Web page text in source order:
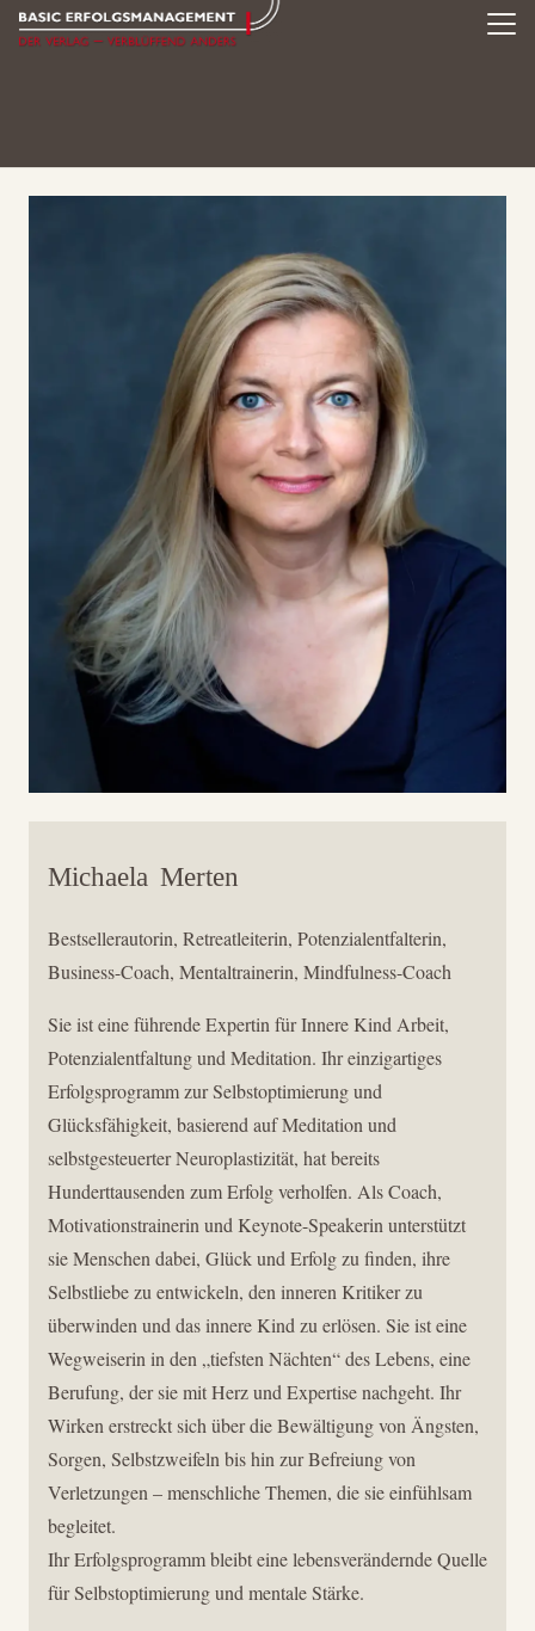
Michaela Merten
Bestsellerautorin, Retreatleiterin, Potenzialentfalterin,
Business-Coach, Mentaltrainerin, Mindfulness-Coach
Sie ist eine führende Expertin für Innere Kind Arbeit,
Potenzialentfaltung und Meditation. Ihr einzigartiges
Erfolgsprogramm zur Selbstoptimierung und
Glücksfähigkeit, basierend auf Meditation und
selbstgesteuerter Neuroplastizität, hat bereits
Hunderttausenden zum Erfolg verholfen. Als Coach,
Motivationstrainerin und Keynote-Speakerin unterstützt
sie Menschen dabei, Glück und Erfolg zu finden, ihre
Selbstliebe zu entwickeln, den inneren Kritiker zu
überwinden und das innere Kind zu erlösen. Sie ist eine
Wegweiserin in den „tiefsten Nächten“ des Lebens, eine
Berufung, der sie mit Herz und Expertise nachgeht. Ihr
Wirken erstreckt sich über die Bewältigung von Ängsten,
Sorgen, Selbstzweifeln bis hin zur Befreiung von
Verletzungen – menschliche Themen, die sie einfühlsam
begleitet.
Ihr Erfolgsprogramm bleibt eine lebensverändernde Quelle
für Selbstoptimierung und mentale Stärke.